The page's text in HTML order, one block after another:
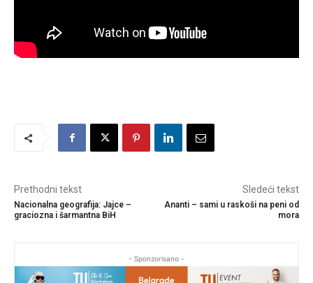
Prethodni tekst
Nacionalna geografija: Jajce –
graciozna i šarmantna BiH
Sledeći tekst
Ananti – sami u raskoši na peni od
mora
- Sponzorisano -